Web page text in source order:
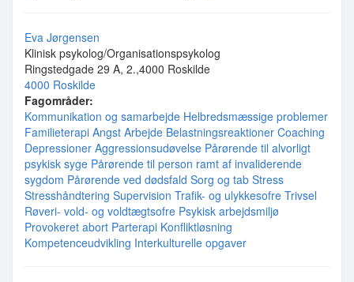
Eva Jørgensen
Klinisk psykolog/Organisationspsykolog
Ringstedgade 29 A, 2.,4000 Roskilde
4000 Roskilde
Fagområder:
Kommunikation og samarbejde Helbredsmæssige problemer
Familieterapi Angst Arbejde Belastningsreaktioner Coaching
Depressioner Aggressionsudøvelse Pårørende til alvorligt
psykisk syge Pårørende til person ramt af invaliderende
sygdom Pårørende ved dødsfald Sorg og tab Stress
Stresshåndtering Supervision Trafik- og ulykkesofre Trivsel
Røveri- vold- og voldtægtsofre Psykisk arbejdsmiljø
Provokeret abort Parterapi Konfliktløsning
Kompetenceudvikling Interkulturelle opgaver